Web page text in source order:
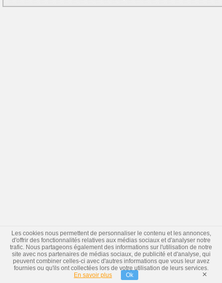
Les cookies nous permettent de personnaliser le contenu et les annonces,
d'offrir des fonctionnalités relatives aux médias sociaux et d'analyser notre
trafic. Nous partageons également des informations sur l'utilisation de notre
site avec nos partenaires de médias sociaux, de publicité et d'analyse, qui
peuvent combiner celles-ci avec d'autres informations que vous leur avez
fournies ou qu'ils ont collectées lors de votre utilisation de leurs services.
En savoir plus
Ok ×